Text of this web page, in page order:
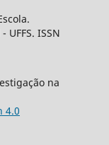
ISSN
na
4.0